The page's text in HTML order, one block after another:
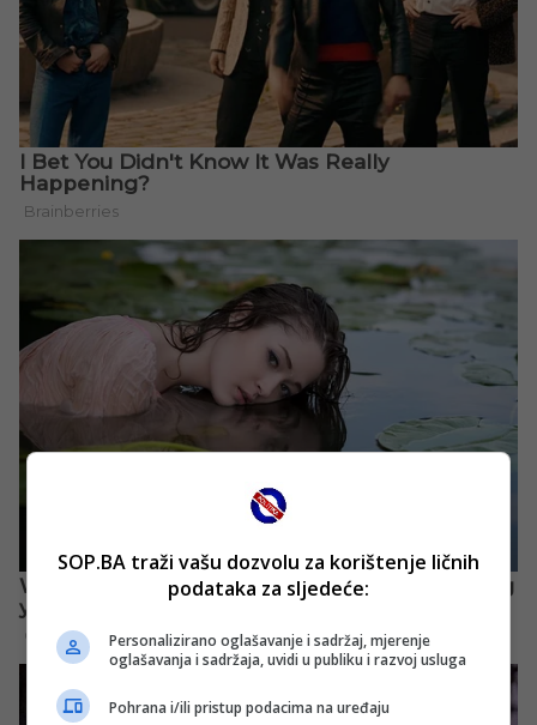
SOP.BA traži vašu dozvolu za korištenje ličnih
podataka za sljedeće:
Personalizirano oglašavanje i sadržaj, mjerenje
oglašavanja i sadržaja, uvidi u publiku i razvoj usluga
Pohrana i/ili pristup podacima na uređaju